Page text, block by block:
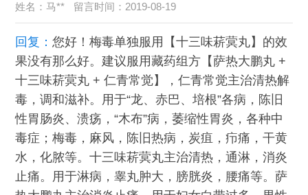
姓名：马** 留言时间：2019-08-19
回复：您好！梅毒单独服用【十三味菥蓂丸】的效
果没有那么好。建议服用藏药组方【萨热大鹏丸 +
十三味菥蓂丸 + 仁青常觉】，仁青常觉主治清热解
毒，调和滋补。用于“龙、赤巴、培根”各病，陈旧
性胃肠炎、溃疡，“木布”病，萎缩性胃炎，各种中
毒症；梅毒，麻风，陈旧热病，炭疽，疖痛，干黄
水，化脓等。十三味菥蓂丸主治清热，通淋，消炎
止痛。用于淋病，睾丸肿大，膀胱炎，腰痛等。萨